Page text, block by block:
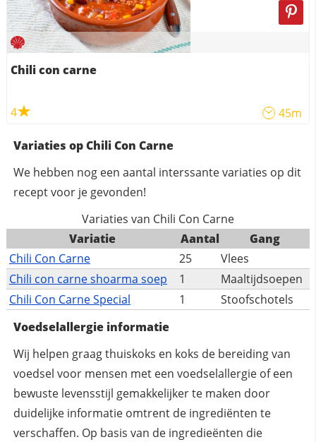
Chili con carne
4 45m
Variaties op Chili Con Carne
We hebben nog een aantal interssante variaties op dit
recept voor je gevonden!
Variaties van Chili Con Carne
Variatie
Aantal
Gang
Chili Con Carne
25
Vlees
Chili con carne shoarma soep
1
Maaltijdsoepen
Chili Con Carne Special
1
Stoofschotels
Voedselallergie informatie
Wij helpen graag thuiskoks en koks de bereiding van
voedsel voor mensen met een voedselallergie of een
bewuste levensstijl gemakkelijker te maken door
duidelijke informatie omtrent de ingrediënten te
verschaffen. Op basis van de ingredieënten die